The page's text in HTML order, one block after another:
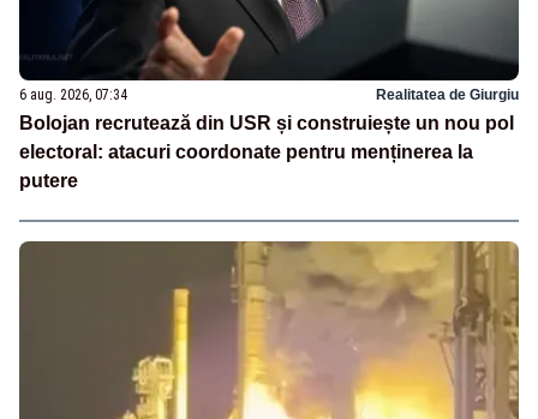
6 aug. 2026, 07:34 Realitatea de Giurgiu
Bolojan recrutează din USR și construiește un nou pol
electoral: atacuri coordonate pentru menținerea la
putere